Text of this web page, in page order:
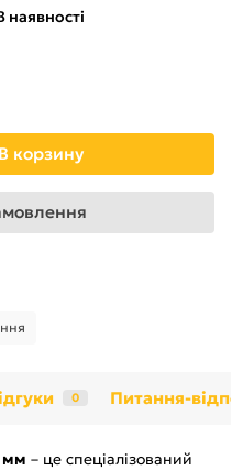
наявності
В корзину
0 Питання-
мм – це спеціалізований